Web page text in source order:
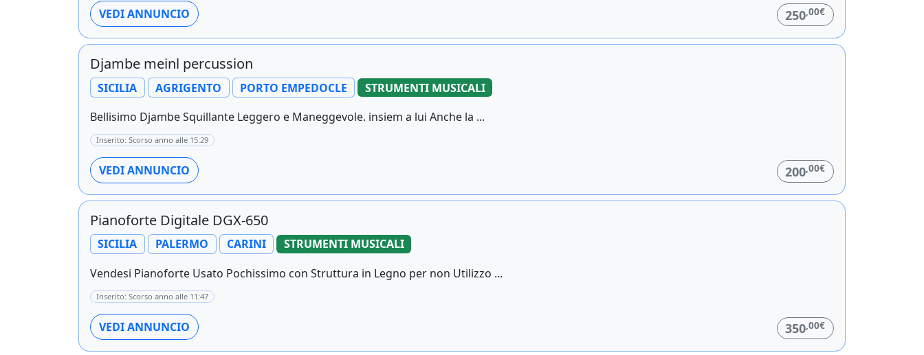
VEDI ANNUNCIO 250,00€
Djambe meinl percussion
SICILIA AGRIGENTO PORTO EMPEDOCLE
STRUMENTI MUSICALI
Bellisimo Djambe Squillante Leggero e Maneggevole. insiem a lui Anche la ...
Inserito: Scorso anno alle 15:29
VEDI ANNUNCIO 200,00€
Pianoforte Digitale DGX-650
SICILIA PALERMO CARINI
STRUMENTI MUSICALI
Vendesi Pianoforte Usato Pochissimo con Struttura in Legno per non Utilizzo ...
Inserito: Scorso anno alle 11:47
VEDI ANNUNCIO 350 ,00€